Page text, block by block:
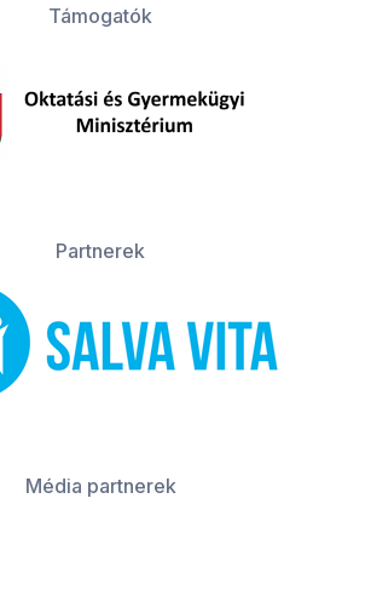
Támogatók
Partnerek
Média partnerek